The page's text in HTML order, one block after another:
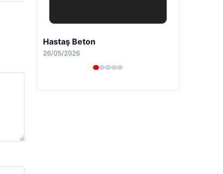
Enes Kaplan Avukatlık Bürosu
28/04/2026